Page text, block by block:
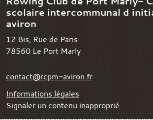
scolaire intercommunal d
aviron
12 Bis, Rue de Paris
78560 Le Port Marly
contact@rcpm-aviron.fr
Informations légales
Signaler un contenu inapproprié